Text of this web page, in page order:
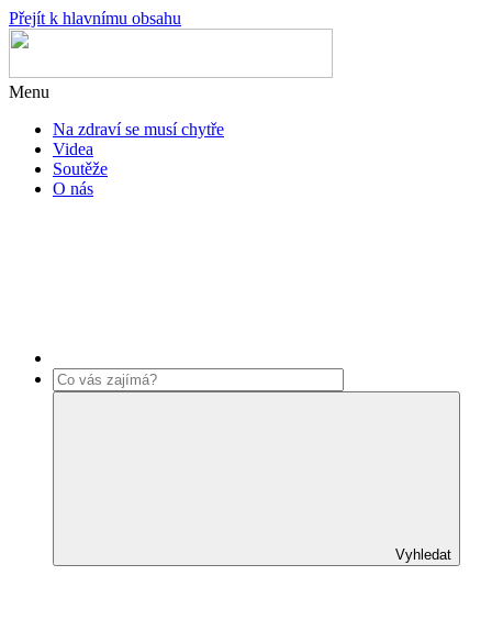
Přejít k hlavnímu obsahu
Menu
Na zdraví se musí chytře
Videa
Soutěže
O nás
Vyhledat